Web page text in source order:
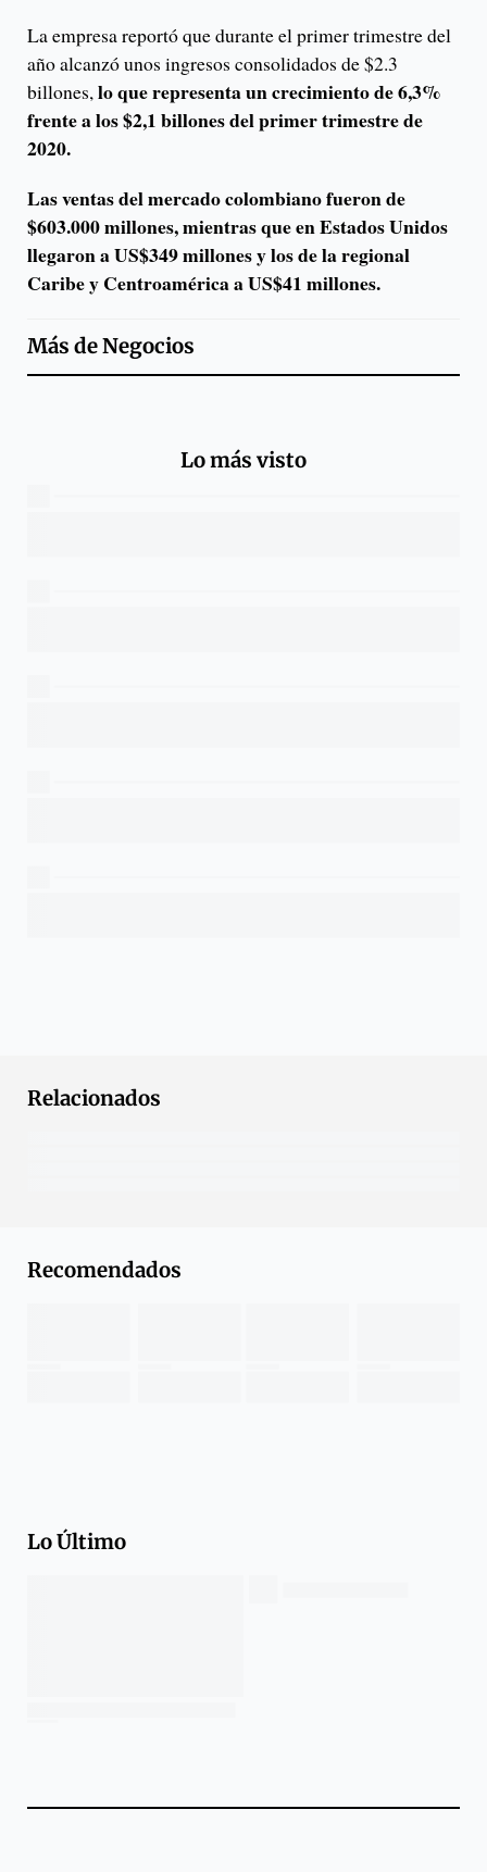
La empresa reportó que durante el primer trimestre del
año alcanzó unos ingresos consolidados de $2.3
billones,lo que representa un crecimiento de 6,3%
frente a los $2,1 billones del primer trimestre de
2020.
Las ventas del mercado colombiano fueron de
$603.000 millones, mientras que en Estados Unidos
llegaron a US$349 millones y los de la regional
Caribe y Centroamérica a US$41 millones.
Más deNegocios
Lo más visto
Relacionados
Recomendados
Lo Último